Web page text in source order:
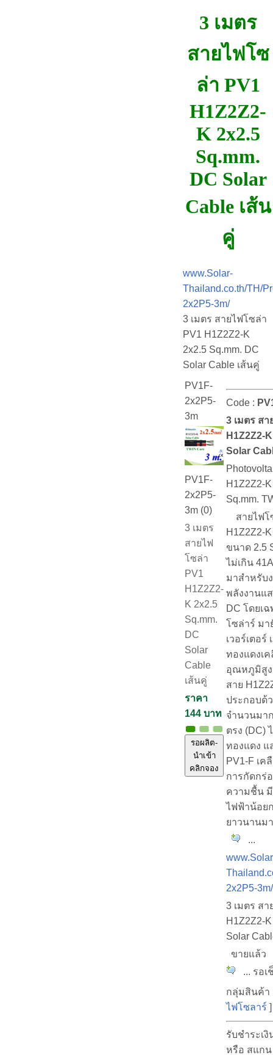
3 เมตร
สายไฟโซ
ล่า PV1
H1Z2Z2-
K 2x2.5
Sq.mm.
DC Solar
Cable เส้น
คู่
www.Solar-
Thailand.co.th/TH/
2x2P5-3m/
3 เมตร สายไฟโซล่า
PV1 H1Z2Z2-K
2x2.5 Sq.mm. DC
Solar Cable เส้นคู่
PV1F-
2x2P5-
3m
PV1F-
2x2P5-
3m (0)
3 เมตร
สายไฟ
โซล่า
PV1
H1Z2Z2-
K 2x2.5
Sq.mm.
DC
Solar
Cable
เส้นคู่
ราคา
144 บาท
รอผลิต-
นำเข้า
คลิกจอง
Code :
3 เมตร ส
H1Z2Z2-
Solar
H1Z2Z2-
Sq.mm.
สายไฟโ
H1Z2Z2-
ขนาด 2.5
ไม่เกิน
มาสำหรับ
พลังงานแ
DC โดยเ
โซล่าร์ มา
เวอร์เตอร์
ทองแดงเ
อุณหภูมิสูง
สาย
ประกอบด้
จำนวนมา
ตรง (DC)
ทองแดง แ
PV1-F เค
การกัดกร่
ความชื้น
ไฟฟ้าน้อย
ยาวนานม
...
2x2P5-3m/
3 เมตร ส
H1Z2Z2-
Solar
ขายแล้
... รอเ
กลุ่มสินค้า
ไฟโซลาร์ ]
รับชำระเ
หรือ สแกน